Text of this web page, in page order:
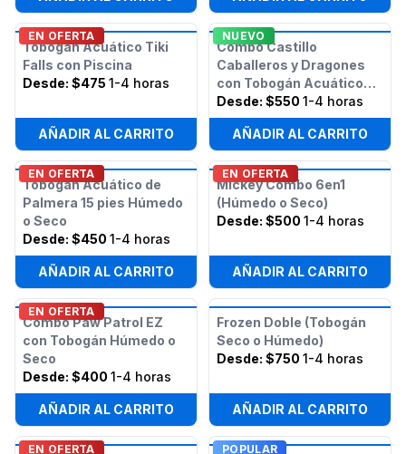
EN OFERTA
Tobogán Acuático Tiki
Falls con Piscina
Desde: $475 1-4 horas
AÑADIR AL CARRITO
NUEVO
Combo Castillo
Caballeros y Dragones
con Tobogán Acuático
Húmedo o Seco
Desde: $550 1-4 horas
AÑADIR AL CARRITO
EN OFERTA
Tobogán Acuático de
Palmera 15 pies Húmedo
o Seco
Desde: $450 1-4 horas
AÑADIR AL CARRITO
EN OFERTA
Mickey Combo 6en1
(Húmedo o Seco)
Desde: $500 1-4 horas
AÑADIR AL CARRITO
EN OFERTA
Combo Paw Patrol EZ
con Tobogán Húmedo o
Seco
Desde: $400 1-4 horas
AÑADIR AL CARRITO
Frozen Doble (Tobogán
Seco o Húmedo)
Desde: $750 1-4 horas
AÑADIR AL CARRITO
EN OFERTA POPULAR